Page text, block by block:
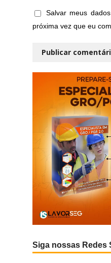
Salvar meus
próxima vez que eu
Siga nossas Redes